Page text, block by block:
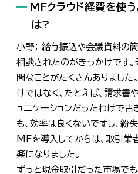
MFクラウド経費を使
は?
小野： 給与振込や会議資料の
相談されたのがきっかけです
間なことがたくさんありました
けではなく、たとえば、請求書
ュニケーションだったわけで古
も、効率は良くないですし、紛
MFを導入してからは、取引業
楽になりました。
ずっと現金取引だった市場で